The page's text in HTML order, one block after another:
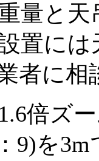
量と天
置に
者に
倍ズ
9)を